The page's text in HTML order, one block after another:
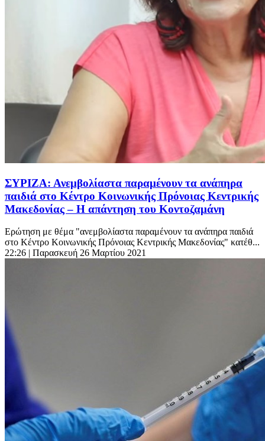
ΣΥΡΙΖΑ: Ανεμβολίαστα παραμένουν τα ανάπηρα
παιδιά στο Κέντρο Κοινωνικής Πρόνοιας Κεντρικής
Μακεδονίας – Η απάντηση του Κοντοζαμάνη
Ερώτηση με θέμα "ανεμβολίαστα παραμένουν τα ανάπηρα παιδιά
στο Κέντρο Κοινωνικής Πρόνοιας Κεντρικής Μακεδονίας" κατέθ...
22:26 | Παρασκευή 26 Μαρτίου 2021